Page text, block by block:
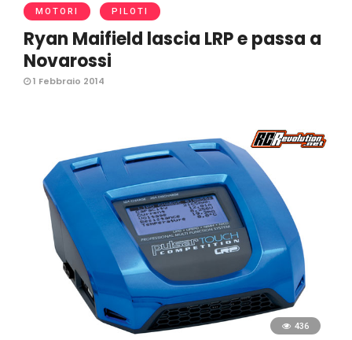
MOTORI PILOTI
Ryan Maifield lascia LRP e passa a
Novarossi
1 Febbraio 2014
436